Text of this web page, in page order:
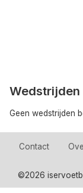
Wedstrijden
Geen wedstrijden
Contact
©2026